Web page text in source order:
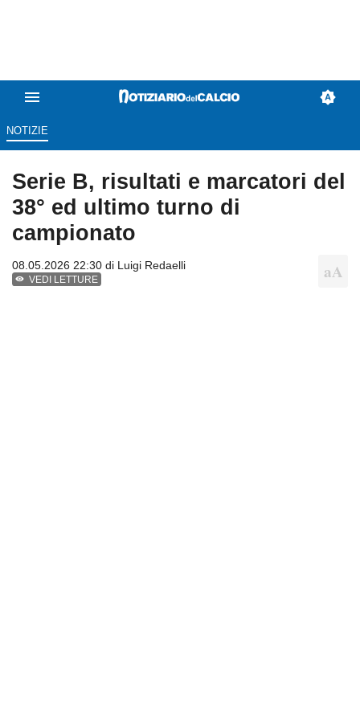
NOTIZIE
Serie B, risultati e marcatori del
38° ed ultimo turno di
campionato
08.05.2026 22:30 di Luigi Redaelli
VEDI LETTURE